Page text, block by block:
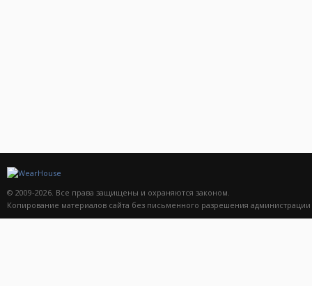
© 2009-2026. Все права защищены и охраняются законом.
Копирование материалов сайта без письменного разрешения